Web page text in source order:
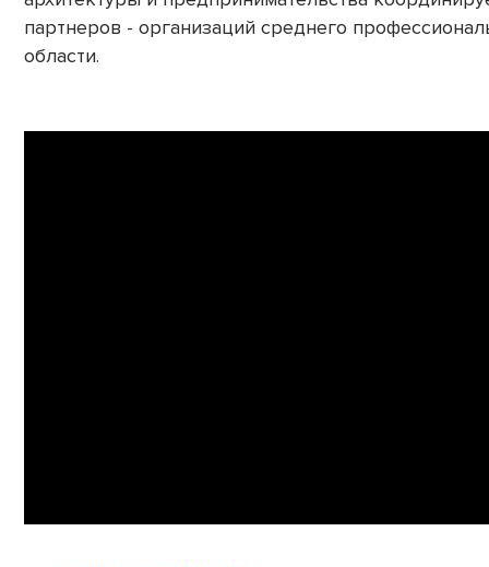
партнеров - организаций среднего
области.